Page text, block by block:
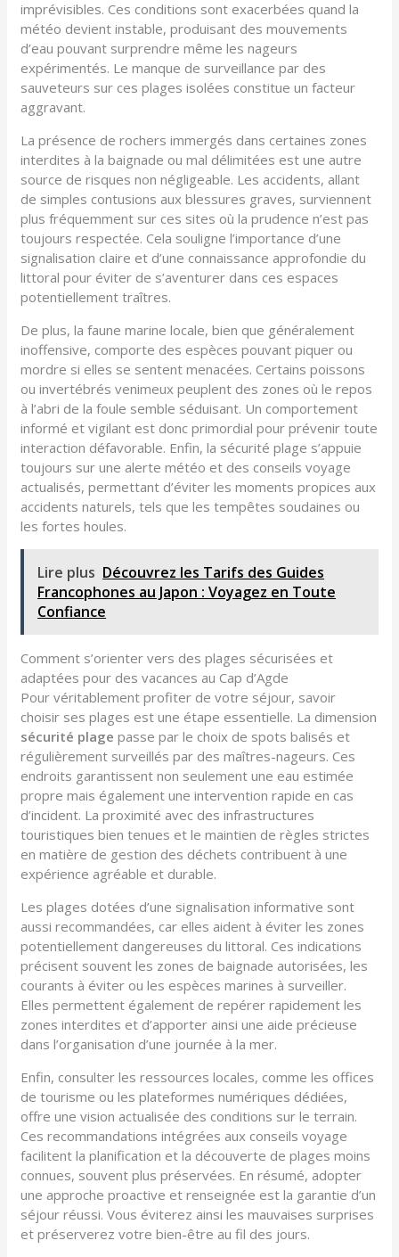
imprévisibles. Ces conditions sont exacerbées quand la
météo devient instable, produisant des mouvements
d’eau pouvant surprendre même les nageurs
expérimentés. Le manque de surveillance par des
sauveteurs sur ces plages isolées constitue un facteur
aggravant.
La présence de rochers immergés dans certaines zones
interdites à la baignade ou mal délimitées est une autre
source de risques non négligeable. Les accidents, allant
de simples contusions aux blessures graves, surviennent
plus fréquemment sur ces sites où la prudence n’est pas
toujours respectée. Cela souligne l’importance d’une
signalisation claire et d’une connaissance approfondie du
littoral pour éviter de s’aventurer dans ces espaces
potentiellement traîtres.
De plus, la faune marine locale, bien que généralement
inoffensive, comporte des espèces pouvant piquer ou
mordre si elles se sentent menacées. Certains poissons
ou invertébrés venimeux peuplent des zones où le repos
à l’abri de la foule semble séduisant. Un comportement
informé et vigilant est donc primordial pour prévenir toute
interaction défavorable. Enfin, la sécurité plage s’appuie
toujours sur une alerte météo et des conseils voyage
actualisés, permettant d’éviter les moments propices aux
accidents naturels, tels que les tempêtes soudaines ou
les fortes houles.
Lire plus Découvrez les Tarifs des Guides
Francophones au Japon : Voyagez en Toute
Confiance
Comment s’orienter vers des plages sécurisées et
adaptées pour des vacances au Cap d’Agde
Pour véritablement profiter de votre séjour, savoir
choisir ses plages est une étape essentielle. La dimension
sécurité plage passe par le choix de spots balisés et
régulièrement surveillés par des maîtres-nageurs. Ces
endroits garantissent non seulement une eau estimée
propre mais également une intervention rapide en cas
d’incident. La proximité avec des infrastructures
touristiques bien tenues et le maintien de règles strictes
en matière de gestion des déchets contribuent à une
expérience agréable et durable.
Les plages dotées d’une signalisation informative sont
aussi recommandées, car elles aident à éviter les zones
potentiellement dangereuses du littoral. Ces indications
précisent souvent les zones de baignade autorisées, les
courants à éviter ou les espèces marines à surveiller.
Elles permettent également de repérer rapidement les
zones interdites et d’apporter ainsi une aide précieuse
dans l’organisation d’une journée à la mer.
Enfin, consulter les ressources locales, comme les offices
de tourisme ou les plateformes numériques dédiées,
offre une vision actualisée des conditions sur le terrain.
Ces recommandations intégrées aux conseils voyage
facilitent la planification et la découverte de plages moins
connues, souvent plus préservées. En résumé, adopter
une approche proactive et renseignée est la garantie d’un
séjour réussi. Vous éviterez ainsi les mauvaises surprises
et préserverez votre bien-être au fil des jours.